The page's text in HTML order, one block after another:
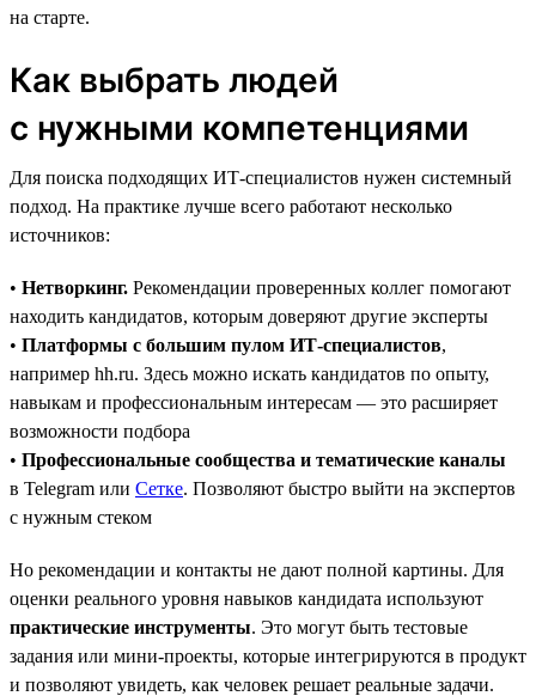
на старте.
Как выбрать людей
с нужными компетенциями
Для поиска подходящих ИТ-специалистов нужен системный
подход. На практике лучше всего работают несколько
источников:
• Нетворкинг. Рекомендации проверенных коллег помогают
находить кандидатов, которым доверяют другие эксперты
• Платформы с большим пулом ИТ-специалистов,
например hh.ru. Здесь можно искать кандидатов по опыту,
навыкам и профессиональным интересам — это расширяет
возможности подбора
• Профессиональные сообщества и тематические каналы
в Telegram или Сетке. Позволяют быстро выйти на экспертов
с нужным стеком
Но рекомендации и контакты не дают полной картины. Для
оценки реального уровня навыков кандидата используют
практические инструменты. Это могут быть тестовые
задания или мини-проекты, которые интегрируются в продукт
и позволяют увидеть, как человек решает реальные задачи.